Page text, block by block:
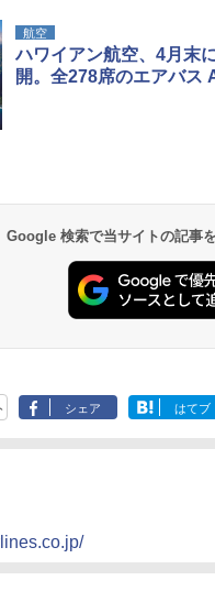
円～
19,541円～
～
5,758円～
航空
ハワイアン航空、4月末
開。全278席のエアバス
Google 検索で当サイトの記事
シェア はてブ